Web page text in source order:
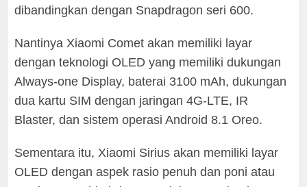
dibandingkan dengan Snapdragon seri 600.
Nantinya Xiaomi Comet akan memiliki layar
dengan teknologi OLED yang memiliki dukungan
Always-one Display, baterai 3100 mAh, dukungan
dua kartu SIM dengan jaringan 4G-LTE, IR
Blaster, dan sistem operasi Android 8.1 Oreo.
Sementara itu, Xiaomi Sirius akan memiliki layar
OLED dengan aspek rasio penuh dan poni atau